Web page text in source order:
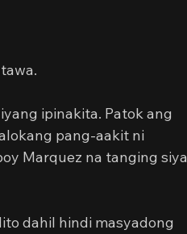
ipinakita. Patok ang
pang-aakit ni
Marquez na tanging siya
dahil hindi masyadong